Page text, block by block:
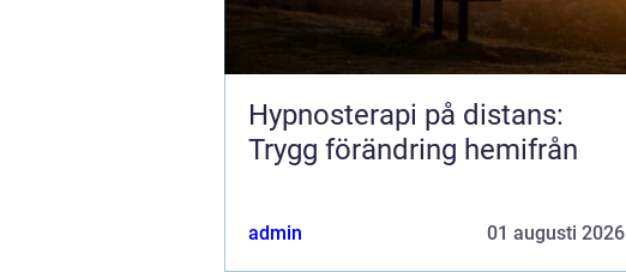
Hypnosterapi på distans:
Trygg förändring hemifrån
admin 01 augusti 2026